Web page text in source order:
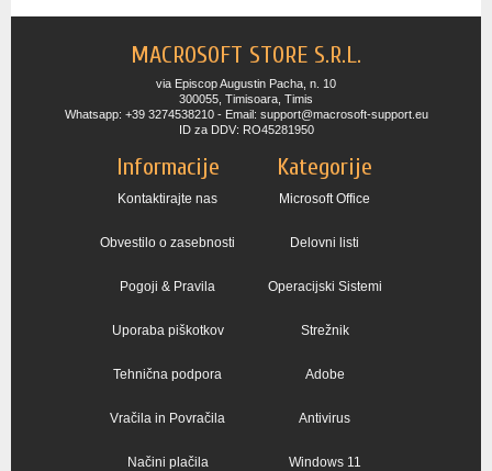
MACROSOFT STORE S.R.L.
via Episcop Augustin Pacha, n. 10
300055, Timisoara, Timis
Whatsapp: +39 3274538210 - Email: support@macrosoft-support.eu
ID za DDV: RO45281950
Informacije
Kontaktirajte nas
Obvestilo o zasebnosti
Pogoji & Pravila
Uporaba piškotkov
Tehnična podpora
Vračila in Povračila
Načini plačila
Kategorije
Microsoft Office
Delovni listi
Operacijski Sistemi
Strežnik
Adobe
Antivirus
Windows 11